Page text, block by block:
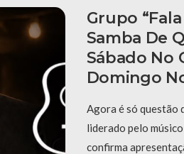
Grupo
Samba De
Sábado No
Domingo
Agora é só questão
liderado pelo
confirma